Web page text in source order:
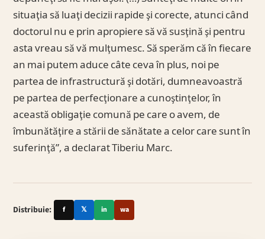
situaţia să luaţi decizii rapide şi corecte, atunci când
doctorul nu e prin apropiere să vă susţină şi pentru
asta vreau să vă mulţumesc. Să sperăm că în fiecare
an mai putem aduce câte ceva în plus, noi pe
partea de infrastructură şi dotări, dumneavoastră
pe partea de perfecţionare a cunoştinţelor, în
această obligaţie comună pe care o avem, de
îmbunătăţire a stării de sănătate a celor care sunt în
suferinţă”, a declarat Tiberiu Marc.
Distribuie: f 𝕏 in wa